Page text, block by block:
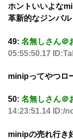
ホントいいよな
革新的なジンバル
49: 名無しさん＠
05:55:50.17
minipってやつロ
50: 名無しさん＠
14:23:51.14 ID:/
minipの売れ行き